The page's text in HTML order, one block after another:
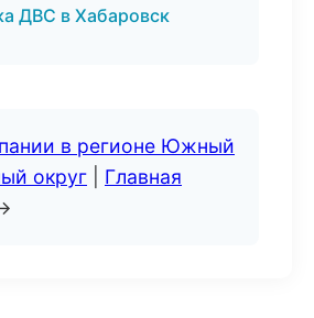
ДВС в Хабаровск
в регионе Южный
округ
Главная